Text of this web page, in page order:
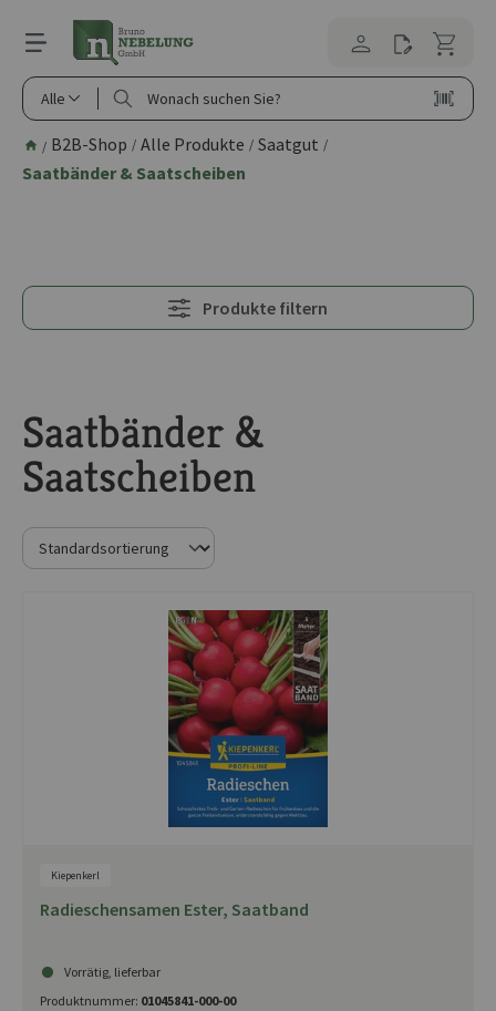
springen
Alle
/ B2B-Shop / Alle Produkte / Saatgut /
Saatbänder & Saatscheiben
Produkte filtern
Saatbänder &
Saatscheiben
Kiepenkerl
Radieschensamen Ester, Saatband
Vorrätig, lieferbar
Produktnummer: 01045841-000-00